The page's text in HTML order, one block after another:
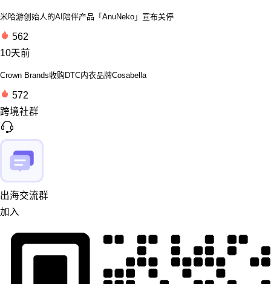
米哈游创始人的AI陪伴产品「AnuNeko」宣布关停
562
10天前
Crown Brands收购DTC内衣品牌Cosabella
572
跨境社群
出海交流群
加入